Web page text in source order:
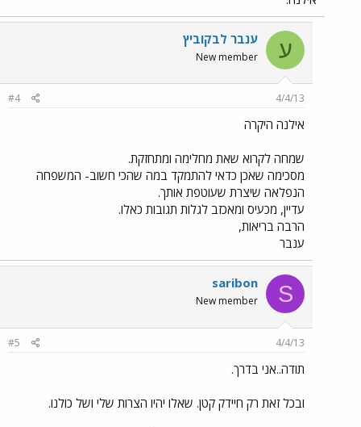
ע ענבר לבקוביץ
New member
4/4/13
#4
אילנה היקרה
שמחה לקרוא שאת מחלימה ומתחזקת.
מסכימה שאכן כדאי להתמקד במה שהכי חשוב- המשפחה
הנפלאה שיצרת שעוטפת אותך.
עדיין, מכעיס ומאכזב לגלות תגובות כאלו.
הרבה בריאות,
ענבר
S
saribon
New member
4/4/13
#5
תודה..אני בדרך.
ובכל זאת רק חיידק קטן. שאלו יהיו הצרות שלי ושל כולנו.